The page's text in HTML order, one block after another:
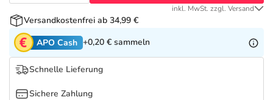
Tierapotheke
Vitamine & Mineralstoffe
Salus Deals
inkl. MwSt. zzgl. Versand
Versandkostenfrei ab 34,99 €
APO Cash +0,20 € sammeln
Schnelle Lieferung
Sichere Zahlung